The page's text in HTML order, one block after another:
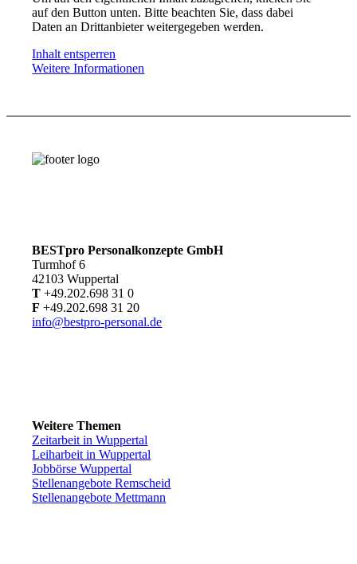
auf den Button unten. Bitte beachten Sie, dass dabei
Daten an Drittanbieter weitergegeben werden.
Inhalt entsperren
Weitere Informationen
BESTpro Personalkonzepte GmbH
Turmhof 6
42103 Wuppertal
T +49.202.698 31 0
F +49.202.698 31 20
info@bestpro-personal.de
Weitere Themen
Zeitarbeit in Wuppertal
Leiharbeit in Wuppertal
Jobbörse Wuppertal
Stellenangebote Remscheid
Stellenangebote Mettmann